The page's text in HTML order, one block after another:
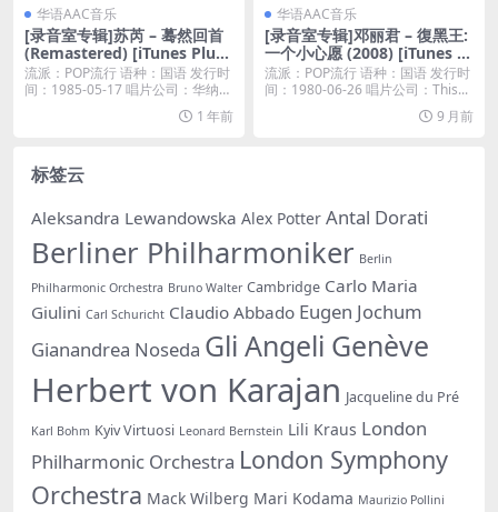
华语AAC音乐
[录音室专辑]苏芮 – 蓦然回首
(Remastered) [iTunes Plus
M4A]
流派：POP流行 语种：国语 发行时
间：1985-05-17 唱片公司：华纳唱
1 年前
华语AAC音乐
[录音室专辑]邓丽君 – 復黑王:
一个小心愿 (2008) [iTunes Pl
us M4A]
流派：POP流行 语种：国语 发行时
间：1980-06-26 唱片公司：This...
9 月前
标签云
Aleksandra Lewandowska Alex Potter Antal Dorati
Berliner Philharmoniker Berlin
Philharmonic Orchestra Bruno Walter Cambridge Carlo Maria
Giulini Carl Schuricht Claudio Abbado Eugen Jochum
Gianandrea Noseda Gli Angeli Genève
Herbert von Karajan Jacqueline du Pré
Karl Bohm Kyiv Virtuosi Leonard Bernstein Lili Kraus London
Philharmonic Orchestra London Symphony
Orchestra Mack Wilberg Mari Kodama Maurizio Pollini